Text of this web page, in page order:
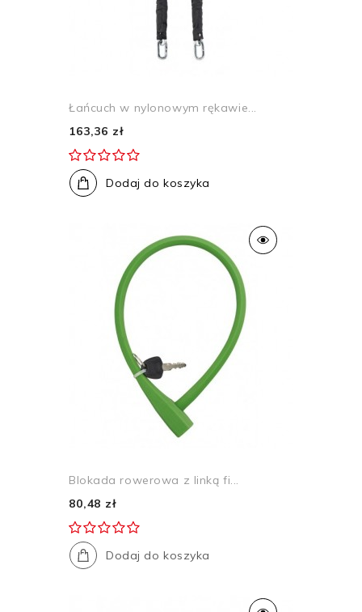
Łańcuch w nylonowym rękawie...
163,36 zł
Dodaj do koszyka
Blokada rowerowa z linką fi...
80,48 zł
Dodaj do koszyka